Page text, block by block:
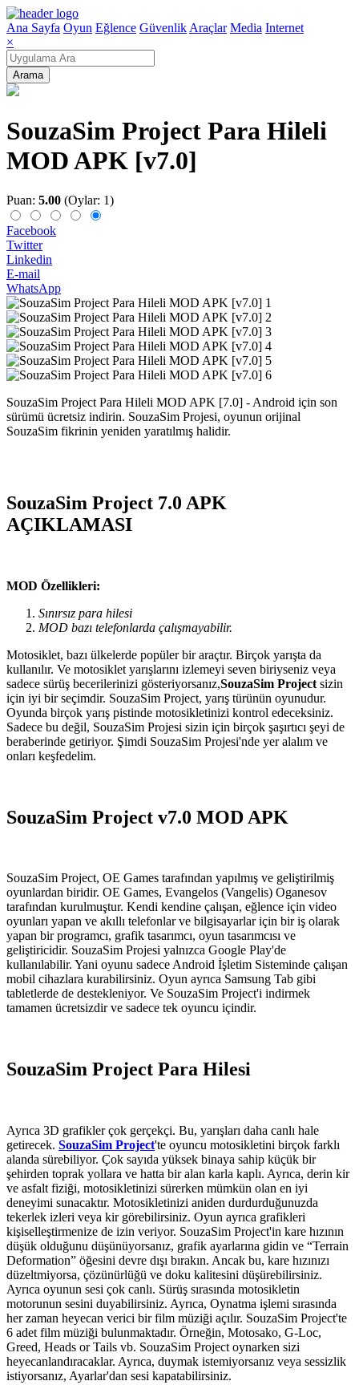
Ana Sayfa Oyun Eğlence Güvenlik Araçlar Media Internet
×
Arama
SouzaSim Project Para Hileli
MOD APK [v7.0]
Puan: 5.00 (Oylar: 1)
Facebook
Twitter
Linkedin
E-mail
WhatsApp
SouzaSim Project Para Hileli MOD APK [7.0] - Android için son
sürümü ücretsiz indirin. SouzaSim Projesi, oyunun orijinal
SouzaSim fikrinin yeniden yaratılmış halidir.
SouzaSim Project 7.0 APK
AÇIKLAMASI
MOD Özellikleri:
Sınırsız para hilesi
MOD bazı telefonlarda çalışmayabilir.
Motosiklet, bazı ülkelerde popüler bir araçtır. Birçok yarışta da
kullanılır. Ve motosiklet yarışlarını izlemeyi seven biriyseniz veya
sadece sürüş becerilerinizi gösteriyorsanız,SouzaSim Project sizin
için iyi bir seçimdir. SouzaSim Project, yarış türünün oyunudur.
Oyunda birçok yarış pistinde motosikletinizi kontrol edeceksiniz.
Sadece bu değil, SouzaSim Projesi sizin için birçok şaşırtıcı şeyi de
beraberinde getiriyor. Şimdi SouzaSim Projesi'nde yer alalım ve
onları keşfedelim.
SouzaSim Project v7.0 MOD APK
SouzaSim Project, OE Games tarafından yapılmış ve geliştirilmiş
oyunlardan biridir. OE Games, Evangelos (Vangelis) Oganesov
tarafından kurulmuştur. Kendi kendine çalışan, eğlence için video
oyunları yapan ve akıllı telefonlar ve bilgisayarlar için bir iş olarak
yapan bir programcı, grafik tasarımcı, oyun tasarımcısı ve
geliştiricidir. SouzaSim Projesi yalnızca Google Play'de
kullanılabilir. Yani oyunu sadece Android İşletim Sisteminde çalışan
mobil cihazlara kurabilirsiniz. Oyun ayrıca Samsung Tab gibi
tabletlerde de destekleniyor. Ve SouzaSim Project'i indirmek
tamamen ücretsizdir ve sadece tek oyuncu içindir.
SouzaSim Project Para Hilesi
Ayrıca 3D grafikler çok gerçekçi. Bu, yarışları daha canlı hale
getirecek. SouzaSim Project'te oyuncu motosikletini birçok farklı
alanda sürebiliyor. Çok sayıda yüksek binaya sahip küçük bir
şehirden toprak yollara ve hatta bir alan karla kaplı. Ayrıca, derin kir
ve asfalt fiziği, motosikletinizi sürerken mümkün olan en iyi
deneyimi sunacaktır. Motosikletinizi aniden durdurduğunuzda
tekerlek izleri veya kir görebilirsiniz. Oyun ayrıca grafikleri
kişiselleştirmenize de izin veriyor. SouzaSim Project'in kare hızının
düşük olduğunu düşünüyorsanız, grafik ayarlarına gidin ve “Terrain
Deformation” öğesini devre dışı bırakın. Ancak bu, kare hızınızı
düzeltmiyorsa, çözünürlüğü ve doku kalitesini düşürebilirsiniz.
Ayrıca oyunun sesi çok canlı. Sürüş sırasında motosikletin
motorunun sesini duyabilirsiniz. Ayrıca, Oynatma işlemi sırasında
her zaman heyecan verici bir film müziği açılır. SouzaSim Project'te
6 adet film müziği bulunmaktadır. Örneğin, Motosako, G-Loc,
Greed, Heads or Tails vb. SouzaSim Project oynarken sizi
heyecanlandıracaklar. Ayrıca, duymak istemiyorsanız veya sessizlik
istiyorsanız, Ayarlar'dan sesi kapatabilirsiniz.